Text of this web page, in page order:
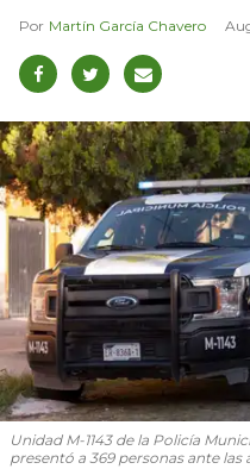
Martín García Chavero
Unidad M-1143 de la Policía
presentó a 369 personas ante